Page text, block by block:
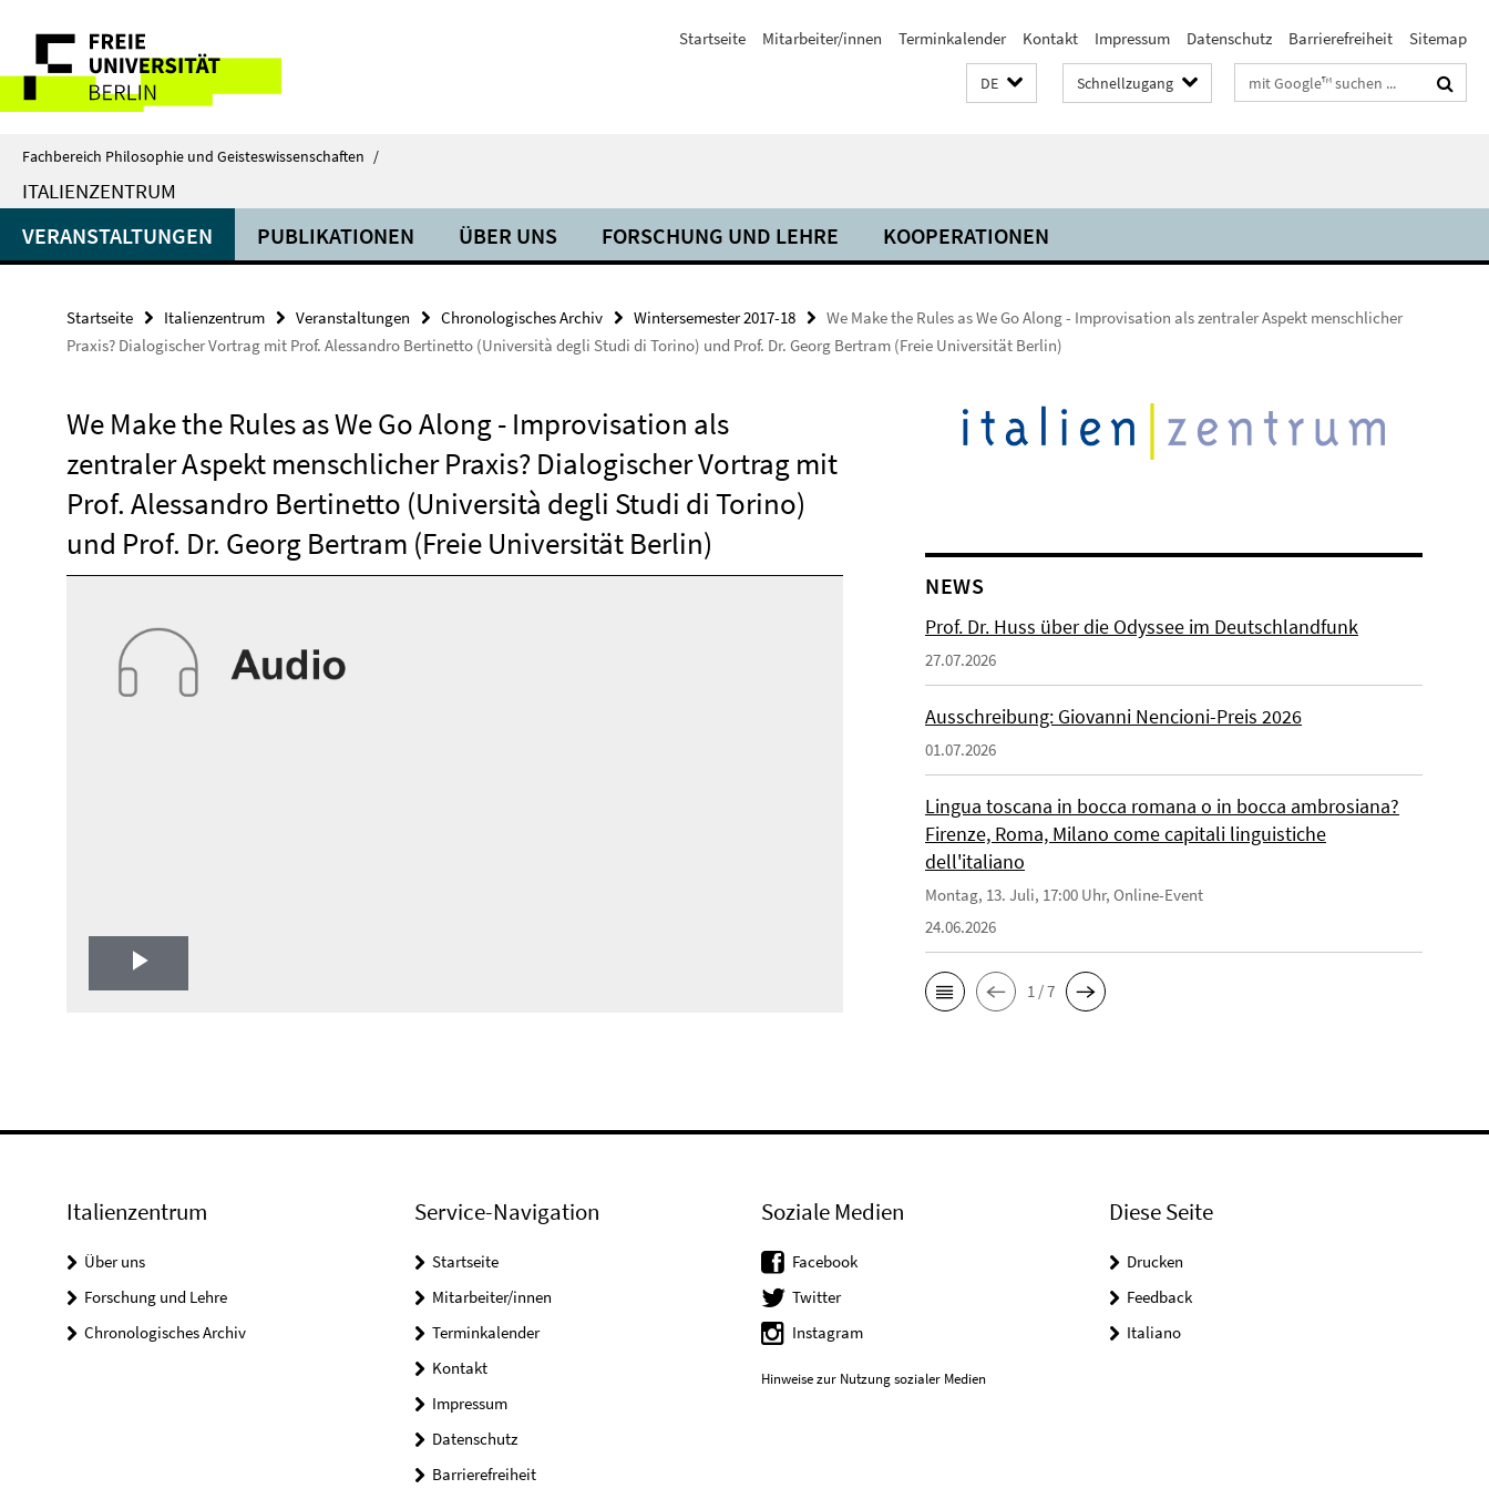
direkt
Inhalt
Service-
Navigation
Startseite Mitarbeiter/innen Terminkalender Kontakt Impressum Datenschutz Barrierefreiheit Sitemap
DE Schnellzugang Suchbegriffe
Fachbereich Philosophie und Geisteswissenschaften /
ITALIENZENTRUM
VERANSTALTUNGEN PUBLIKATIONEN ÜBER UNS FORSCHUNG UND LEHRE KOOPERATIONEN
Startseite Italienzentrum Veranstaltungen Chronologisches Archiv Wintersemester 2017-18
We Make the Rules as We Go Along - Improvisation als zentraler Aspekt menschlicher
Praxis? Dialogischer Vortrag mit Prof. Alessandro Bertinetto (Università degli Studi di Torino) und Prof. Dr. Georg Bertram (Freie Universität Berlin)
We Make the Rules as We Go Along - Improvisation als
zentraler Aspekt menschlicher Praxis? Dialogischer Vortrag mit
Prof. Alessandro Bertinetto (Università degli Studi di Torino)
und Prof. Dr. Georg Bertram (Freie Universität Berlin)
Play
NEWS
Prof. Dr. Huss über die Odyssee im Deutschlandfunk
27.07.2026
Ausschreibung: Giovanni Nencioni-Preis 2026
01.07.2026
Lingua toscana in bocca romana o in bocca ambrosiana?
Firenze, Roma, Milano come capitali linguistiche
dell'italiano
Montag, 13. Juli, 17:00 Uhr, Online-Event
24.06.2026
1 / 7
Italienzentrum
Über uns
Forschung und Lehre
Chronologisches Archiv
Service-Navigation
Startseite
Mitarbeiter/innen
Terminkalender
Kontakt
Impressum
Datenschutz
Barrierefreiheit
Soziale Medien
Facebook
Twitter
Instagram
Hinweise zur Nutzung sozialer Medien
Diese Seite
Drucken
Feedback
Italiano